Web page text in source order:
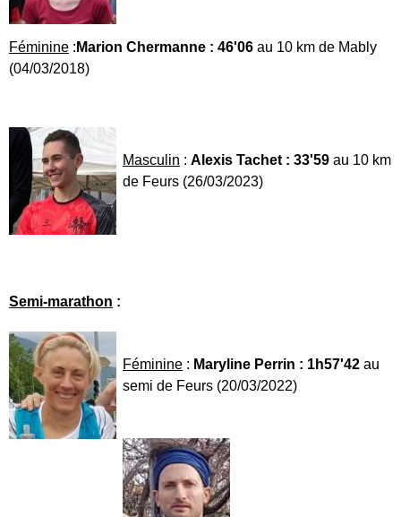
Féminine : Marion Chermanne : 46'06 au 10 km de Mably
(04/03/2018)
Masculin : Alexis Tachet : 33'59 au 10 km
de Feurs (26/03/2023)
Semi-marathon :
Féminine : Maryline Perrin : 1h57'42 au
semi de Feurs (20/03/2022)